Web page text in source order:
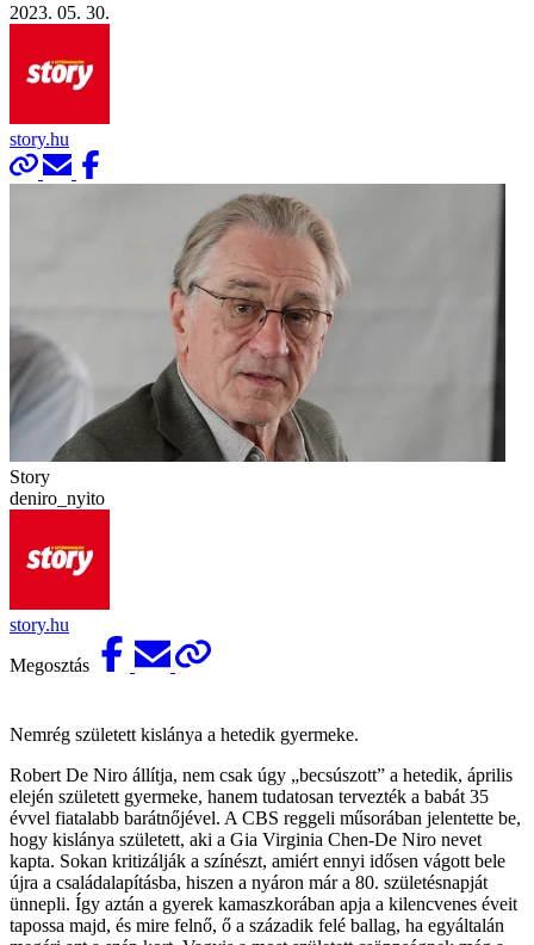
2023. 05. 30.
story.hu
Story
deniro_nyito
story.hu
Megosztás
Nemrég született kislánya a hetedik gyermeke.
Robert De Niro állítja, nem csak úgy „becsúszott” a hetedik, április
elején született gyermeke, hanem tudatosan tervezték a babát 35
évvel fiatalabb barátnőjével. A CBS reggeli műsorában jelentette be,
hogy kislánya született, aki a Gia Virginia Chen-De Niro nevet
kapta. Sokan kritizálják a színészt, amiért ennyi idősen vágott bele
újra a családalapításba, hiszen a nyáron már a 80. születésnapját
ünnepli. Így aztán a gyerek kamaszkorában apja a kilencvenes éveit
tapossa majd, és mire felnő, ő a századik felé ballag, ha egyáltalán